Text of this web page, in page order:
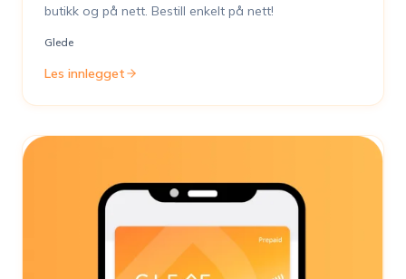
butikk og på nett. Bestill enkelt på nett!
Glede
Les innlegget